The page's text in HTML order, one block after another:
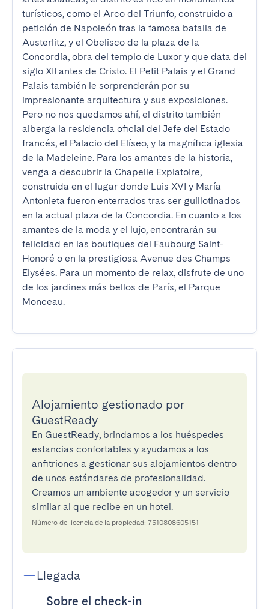
turísticos, como el Arco del Triunfo, construido a
petición de Napoleón tras la famosa batalla de
Austerlitz, y el Obelisco de la plaza de la
Concordia, obra del templo de Luxor y que data del
siglo XII antes de Cristo. El Petit Palais y el Grand
Palais también le sorprenderán por su
impresionante arquitectura y sus exposiciones.
Pero no nos quedamos ahí, el distrito también
alberga la residencia oficial del Jefe del Estado
francés, el Palacio del Elíseo, y la magnífica iglesia
de la Madeleine. Para los amantes de la historia,
venga a descubrir la Chapelle Expiatoire,
construida en el lugar donde Luis XVI y María
Antonieta fueron enterrados tras ser guillotinados
en la actual plaza de la Concordia. En cuanto a los
amantes de la moda y el lujo, encontrarán su
felicidad en las boutiques del Faubourg Saint-
Honoré o en la prestigiosa Avenue des Champs
Elysées. Para un momento de relax, disfrute de uno
de los jardines más bellos de París, el Parque
Monceau.
Alojamiento gestionado por
GuestReady
En GuestReady, brindamos a los huéspedes
estancias confortables y ayudamos a los
anfitriones a gestionar sus alojamientos dentro
de unos estándares de profesionalidad.
Creamos un ambiente acogedor y un servicio
similar al que recibe en un hotel.
Número de licencia de la propiedad: 7510808605151
Llegada
Sobre el check-in